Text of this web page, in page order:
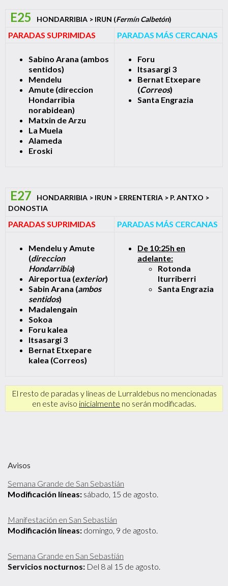
E25 HONDARRIBIA > IRUN (Fermín Calbetón)
PARADAS SUPRIMIDAS PARADAS MÁS CERCANAS
Sabino Arana (ambos
sentidos)
Mendelu
Amute (direccion
Hondarribia
norabidean)
Matxin de Arzu
La Muela
Alameda
Eroski
Foru
Itsasargi 3
Bernat Etxepare
(Correos)
Santa Engrazia
E27
HONDARRIBIA > IRUN > ERRENTERIA > P. ANTXO >
DONOSTIA
PARADAS SUPRIMIDAS PARADAS MÁS CERCANAS
Mendelu y Amute
(direccion
Hondarribia)
Aireportua (exterior)
Sabin Arana (ambos
sentidos)
Madalengain
Sokoa
Foru kalea
Itsasargi 3
Bernat Etxepare
kalea (Correos)
De 10:25h en
adelante:
Rotonda
Iturriberri
Santa Engrazia
El resto de paradas y líneas de Lurraldebus no mencionadas
en este aviso inicialmente no serán modificadas.
Avisos
Semana Grande de San Sebastián
Modificación líneas: sábado, 15 de agosto.
Manifestación en San Sebastián
Modificación líneas: domingo, 9 de agosto.
Semana Grande en San Sebastián
Servicios nocturnos: Del 8 al 15 de agosto.